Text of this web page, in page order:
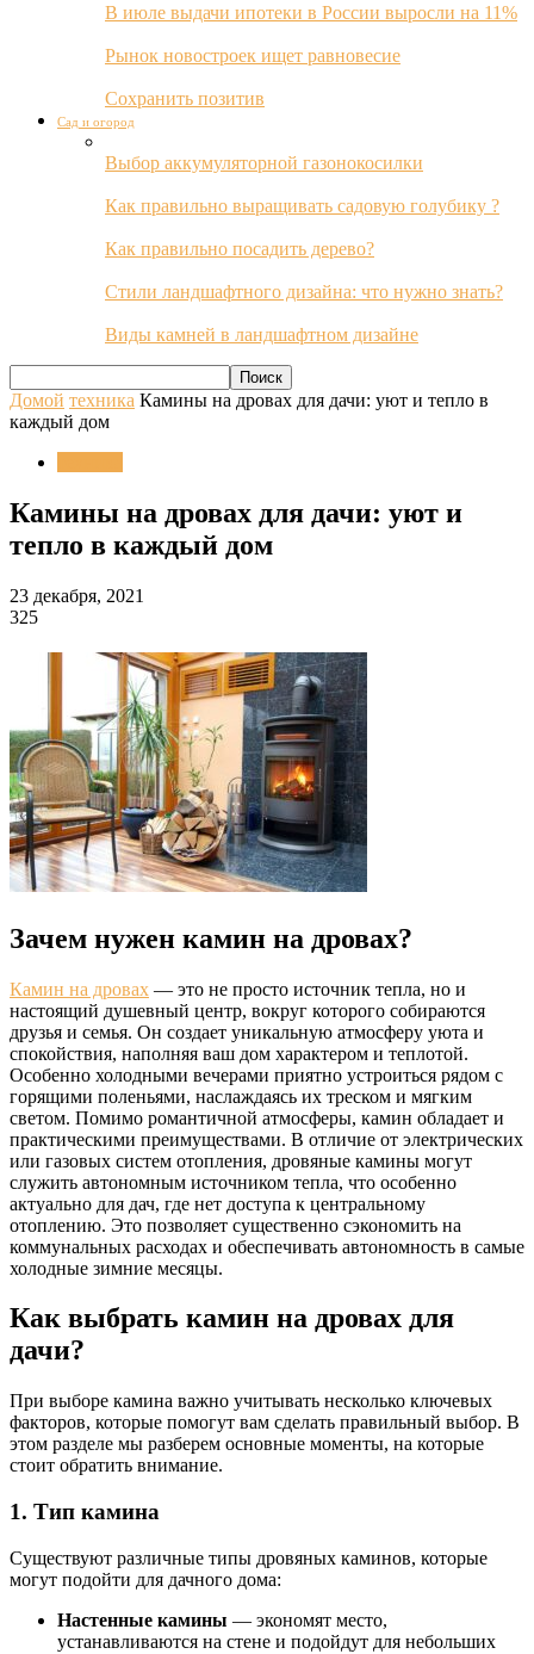
В июле выдачи ипотеки в России выросли на 11%
Рынок новостроек ищет равновесие
Сохранить позитив
Сад и огород
Выбор аккумуляторной газонокосилки
Как правильно выращивать садовую голубику ?
Как правильно посадить дерево?
Стили ландшафтного дизайна: что нужно знать?
Виды камней в ландшафтном дизайне
Домой техника Камины на дровах для дачи: уют и тепло в
каждый дом
Камины на дровах для дачи: уют и
тепло в каждый дом
23 декабря, 2021
325
Зачем нужен камин на дровах?
Камин на дровах — это не просто источник тепла, но и
настоящий душевный центр, вокруг которого собираются
друзья и семья. Он создает уникальную атмосферу уюта и
спокойствия, наполняя ваш дом характером и теплотой.
Особенно холодными вечерами приятно устроиться рядом с
горящими поленьями, наслаждаясь их треском и мягким
светом. Помимо романтичной атмосферы, камин обладает и
практическими преимуществами. В отличие от электрических
или газовых систем отопления, дровяные камины могут
служить автономным источником тепла, что особенно
актуально для дач, где нет доступа к центральному
отоплению. Это позволяет существенно сэкономить на
коммунальных расходах и обеспечивать автономность в самые
холодные зимние месяцы.
Как выбрать камин на дровах для
дачи?
При выборе камина важно учитывать несколько ключевых
факторов, которые помогут вам сделать правильный выбор. В
этом разделе мы разберем основные моменты, на которые
стоит обратить внимание.
1. Тип камина
Существуют различные типы дровяных каминов, которые
могут подойти для дачного дома:
Настенные камины — экономят место,
устанавливаются на стене и подойдут для небольших